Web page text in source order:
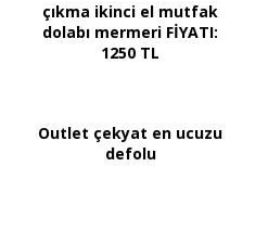
çıkma ikinci el mutfak
dolabı mermeri FİYATI:
1250 TL
Outlet çekyat en ucuzu
defolu